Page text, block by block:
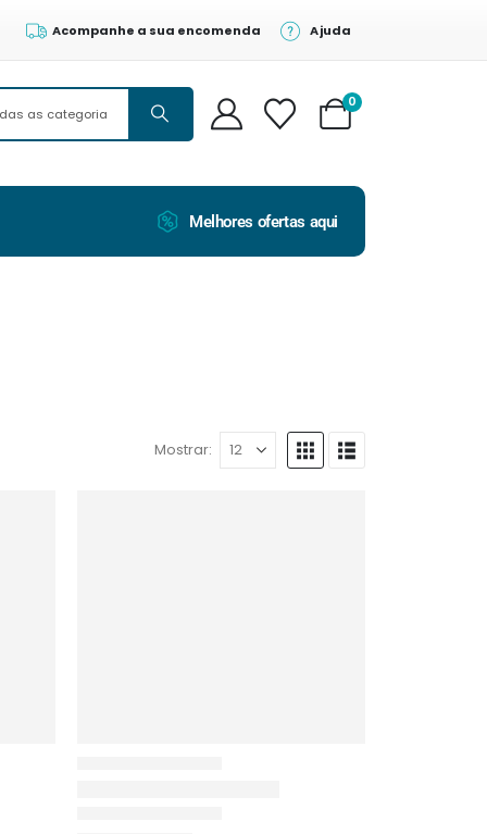
Acompanhe a sua encomenda Ajuda
0
Melhores ofertas aqui
Mostrar: